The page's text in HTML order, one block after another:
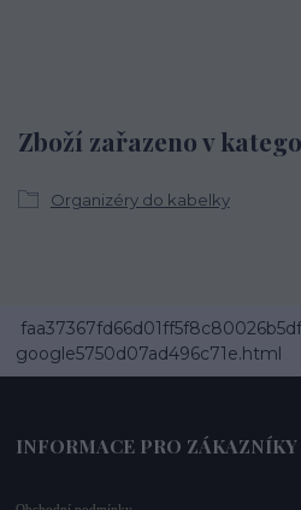
Zboží zařazeno v
Organizéry do kabelky
google5750d07ad496c71e.html
INFORMACE PRO ZÁKAZNÍKY